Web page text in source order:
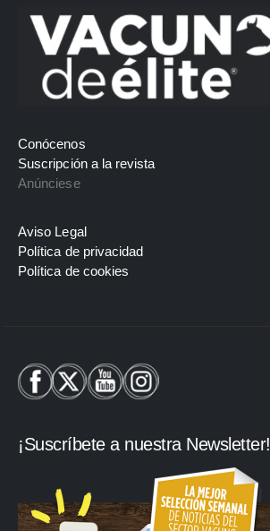
Conócenos
Suscripción a la revista
Anúnciese
Aviso Legal
Política de privacidad
Política de cookies
¡Suscríbete a nuestra Newsletter!